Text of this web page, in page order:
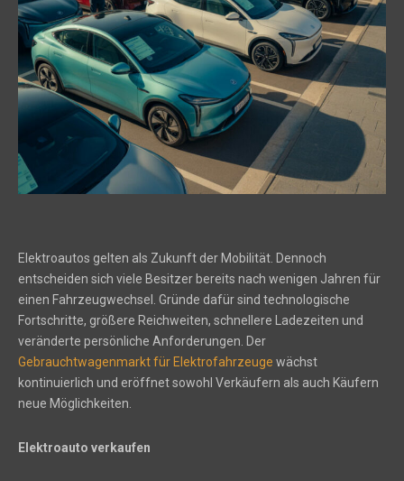
Elektroautos gelten als Zukunft der Mobilität. Dennoch
entscheiden sich viele Besitzer bereits nach wenigen Jahren für
einen Fahrzeugwechsel. Gründe dafür sind technologische
Fortschritte, größere Reichweiten, schnellere Ladezeiten und
veränderte persönliche Anforderungen. Der
Gebrauchtwagenmarkt für Elektrofahrzeuge wächst
kontinuierlich und eröffnet sowohl Verkäufern als auch Käufern
neue Möglichkeiten.
Elektroauto verkaufen